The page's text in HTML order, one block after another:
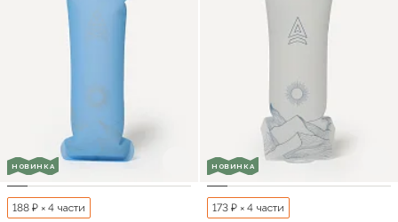
НОВИНКА
188 ₽ × 4 части
НОВИНКА
173 ₽ × 4 части